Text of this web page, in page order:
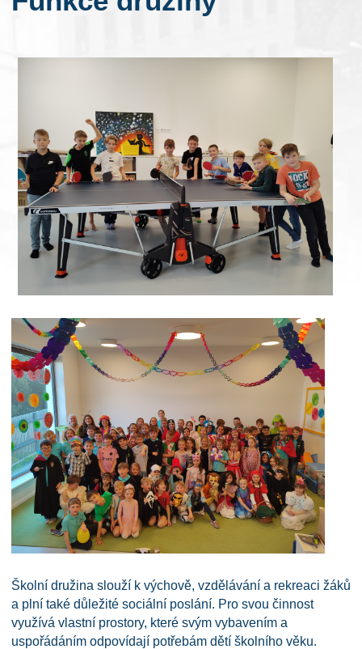
Školní družina slouží k výchově, vzdělávání a rekreaci žáků
a plní také důležité sociální poslání. Pro svou činnost
využívá vlastní prostory, které svým vybavením a
uspořádáním odpovídají potřebám dětí školního věku.